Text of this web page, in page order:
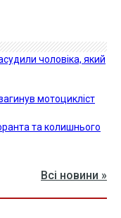
чоловіка, який
мотоцикліст
та колишнього
Всі новини »